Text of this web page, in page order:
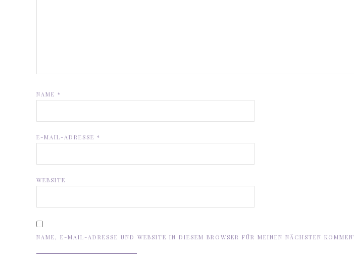
NAME *
E-MAIL-ADRESSE *
WEBSITE
NAME, E-MAIL-ADRESSE UND WEBSITE IN DIESEM BROWSER FÜR MEINEN NÄCHSTEN